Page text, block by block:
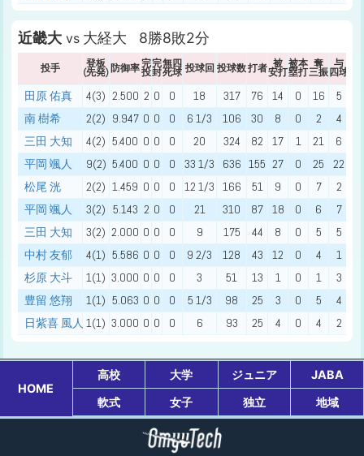
近畿大 vs 大経大 8勝8敗2分
投手 登板
(先発) 防御率完
投
完
封
無四
死球 投球回 投球数打者 被
安打
被本
塁打
奪
三振
与
四球
田原 佑真 4(3) 2.500 2 0 0 18 317 76 14 0 16 5
南 樹希
2(2) 9.947 0 0 0 6 1/3 106 30 8 0 2 4
三田 大知
4(2) 5.400 0 0 0 20 324 82 17 1 21 6
平岡 颯人
9(2) 5.400 0 0 0 33 1/3 636 155 27 0 25 22
松尾 洸
2(2) 1.459 0 0 0 12 1/3 166 51 9 0 7 2
平岡 颯人
3(2) 5.143 2 0 0 21 310 87 18 0 6 7
三田 大知
3(2) 2.000 0 0 0 9 175 44 8 0 5 5
中村 友郁
4(1) 5.586 0 0 0 9 2/3 128 43 12 0 4 1
杉原 大斗
1(1) 3.000 0 0 0 3 51 13 1 0 1 3
豊留 悠翔
1(1) 5.063 0 0 0 5 1/3 98 25 3 0 5 4
日紫喜 風人 1(1) 3.000 0 0 0 6 93 25 4 0 4 2
HOME
高校 大学 ジュニア
JABA
軟式
女子 独立 地域